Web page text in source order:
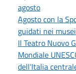
agosto
Agosto con la
guidati nei
Il Teatro Nuovo
Mondiale
dell'Italia